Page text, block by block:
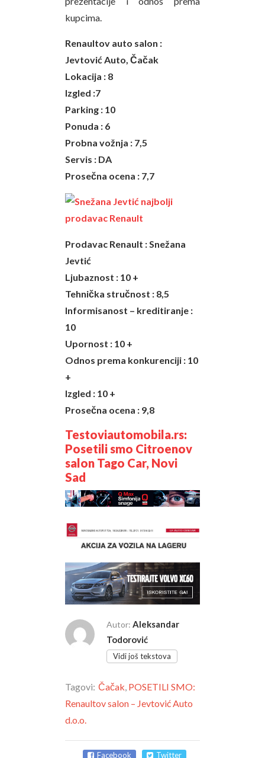
kupcima.
Renaultov auto salon :
Jevtović Auto, Čačak
Lokacija : 8
Izgled :7
Parking : 10
Ponuda : 6
Probna vožnja : 7,5
Servis : DA
Prosečna ocena : 7,7
Prodavac Renault : Snežana
Jevtić
Ljubaznost : 10 +
Tehnička stručnost : 8,5
Informisanost – kreditiranje :
10
Upornost : 10 +
Odnos prema konkurenciji : 10
+
Izgled : 10 +
Prosečna ocena : 9,8
Testoviautomobila.rs:
Posetili smo Citroenov
salon Tago Car, Novi
Sad
Autor: Aleksandar
Todorović
Vidi još tekstova
Tagovi: Čačak, POSETILI SMO:
Renaultov salon – Jevtović Auto
d.o.o.
Facebook Twitter